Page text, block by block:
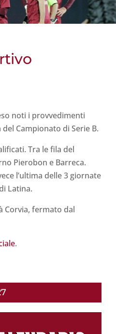
noti i provvedimenti
Campionato di Serie B.
Tra le fila del
Pierobon e Barreca.
l’ultima delle 3 giornate
Latina.
Corvia, fermato dal
.